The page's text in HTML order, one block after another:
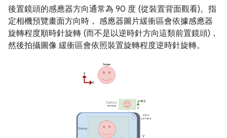
後置鏡頭的感應器方向通常為 90 度 (從裝置背面觀看)。指
定相機預覽畫面方向時， 感應器圖片緩衝區會依據感應器
旋轉程度順時針旋轉 (而不是以逆時針方向這類前置鏡頭)，
然後拍攝圖像 緩衝區會依照裝置旋轉程度逆時針旋轉。